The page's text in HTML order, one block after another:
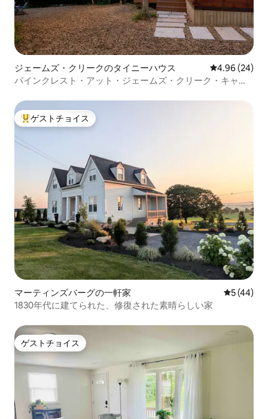
ジェームズ・クリークのタイニーハウス レビュー24
4.96 (24)
パインクレスト・アット・ジェームズ・クリーク・キャビ
大好評のゲストチョイスです。
ゲストチョイス
マーティンズバーグの一軒家 レビュー
5 (44)
1830年代に建てられた、修復された素晴らしい家
ゲストチョイス
ゲストチョイス